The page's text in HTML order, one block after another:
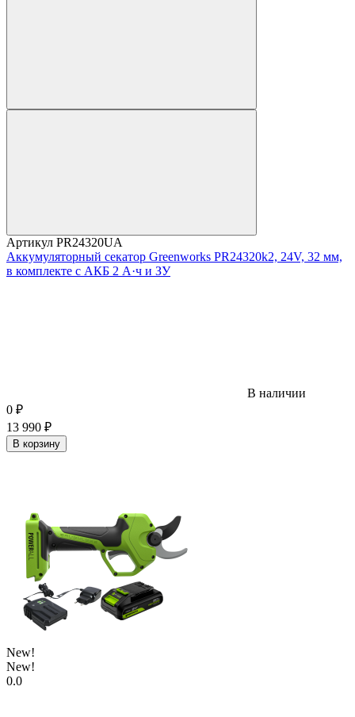
Артикул PR24320UA
Аккумуляторный секатор Greenworks PR24320k2, 24V, 32 мм,
в комплекте с АКБ 2 А·ч и ЗУ
В наличии
0 ₽
13 990 ₽
В корзину
New!
New!
0.0